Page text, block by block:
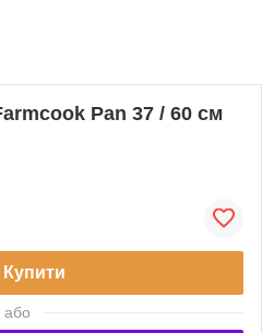
Pan 37 / 60 см
Купити
або